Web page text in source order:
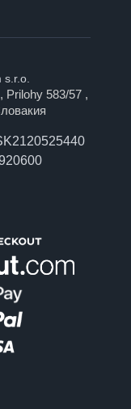
Prilohy 583/57 ,